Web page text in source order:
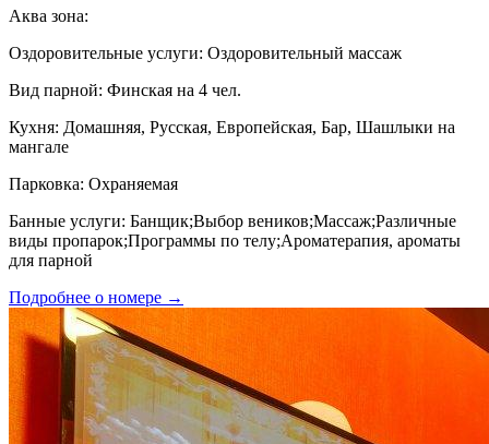
Аква зона:
Оздоровительные услуги: Оздоровительный массаж
Вид парной: Финская на 4 чел.
Кухня: Домашняя, Русская, Европейская, Бар, Шашлыки на
мангале
Парковка: Охраняемая
Банные услуги: Банщик;Выбор веников;Массаж;Различные
виды пропарок;Программы по телу;Ароматерапия, ароматы
для парной
Подробнее о номере →